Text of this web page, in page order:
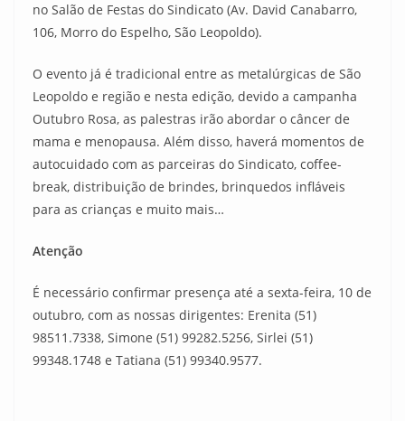
no Salão de Festas do Sindicato (Av. David Canabarro,
106, Morro do Espelho, São Leopoldo).
O evento já é tradicional entre as metalúrgicas de São
Leopoldo e região e nesta edição, devido a campanha
Outubro Rosa, as palestras irão abordar o câncer de
mama e menopausa. Além disso, haverá momentos de
autocuidado com as parceiras do Sindicato, coffee-
break, distribuição de brindes, brinquedos infláveis
para as crianças e muito mais…
Atenção
É necessário confirmar presença até a sexta-feira, 10 de
outubro, com as nossas dirigentes: Erenita (51)
98511.7338, Simone (51) 99282.5256, Sirlei (51)
99348.1748 e Tatiana (51) 99340.9577.